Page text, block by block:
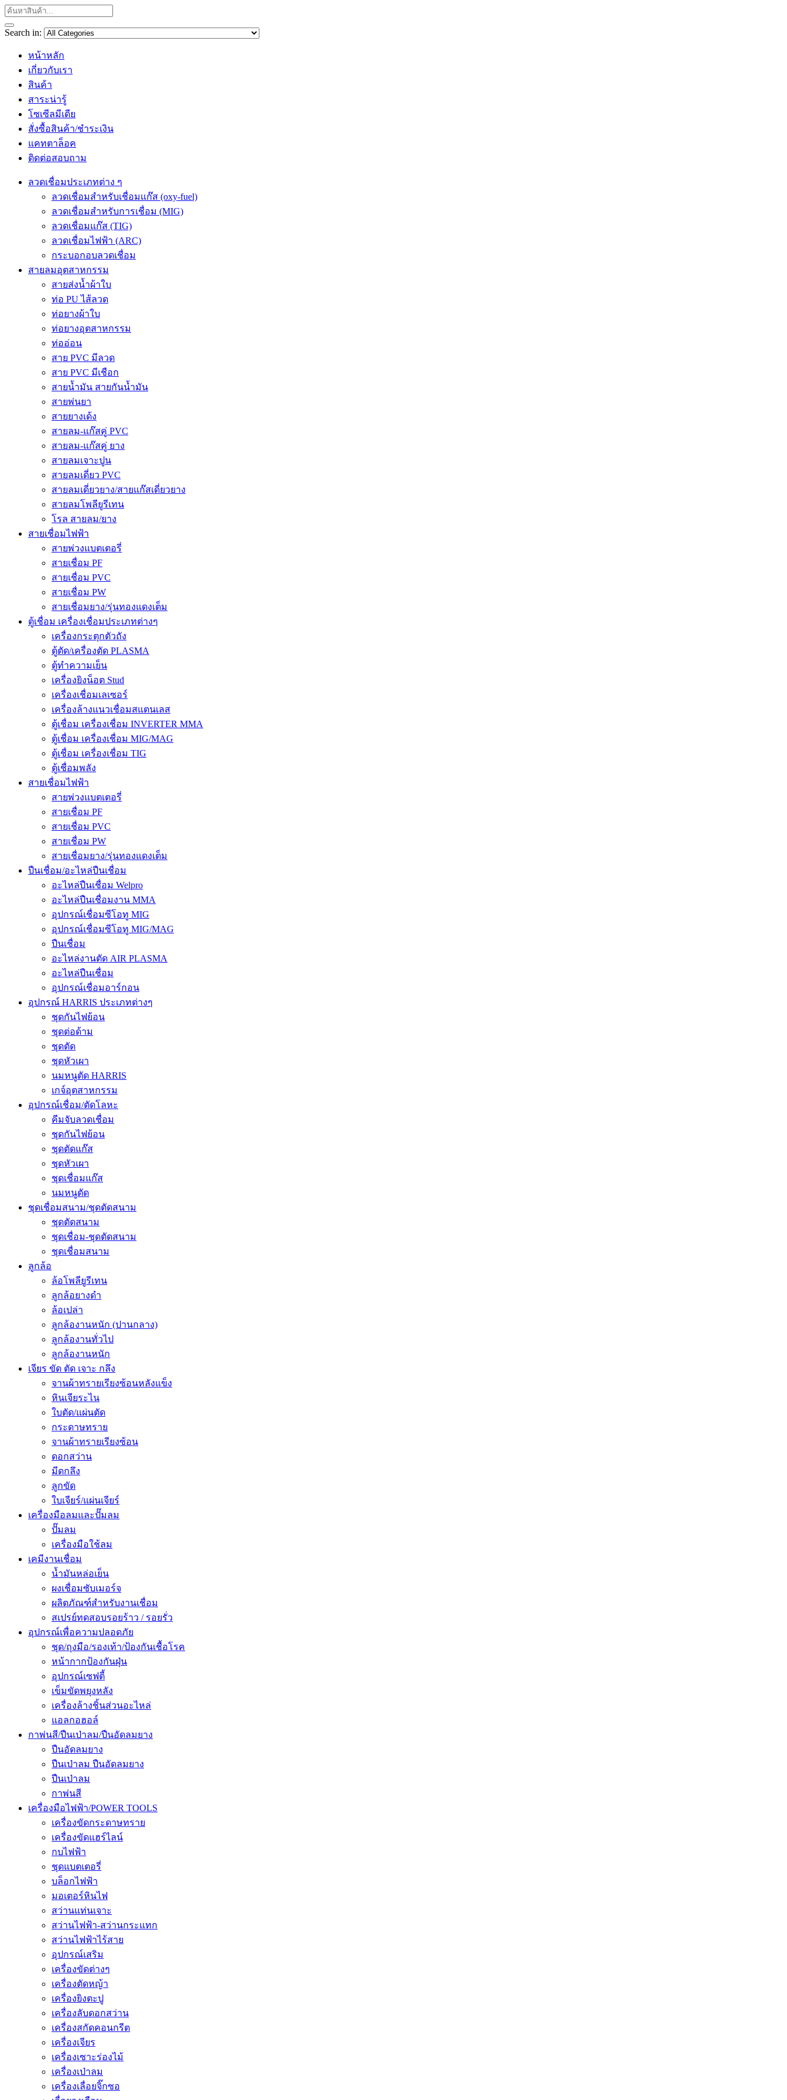
Search in:
หน้าหลัก
เกี่ยวกับเรา
สินค้า
สาระน่ารู้
โซเซีลมีเดีย
สั่งซื้อสินค้า/ชำระเงิน
แคทตาล็อค
ติดต่อสอบถาม
ลวดเชื่อมประเภทต่าง ๆ
ลวดเชื่อมสำหรับเชื่อมแก๊ส (oxy-fuel)
ลวดเชื่อมสำหรับการเชื่อม (MIG)
ลวดเชื่อมแก๊ส (TIG)
ลวดเชื่อมไฟฟ้า (ARC)
กระบอกอบลวดเชื่อม
สายลมอุตสาหกรรม
สายส่งน้ำผ้าใบ
ท่อ PU ไส้ลวด
ท่อยางผ้าใบ
ท่อยางอุตสาหกรรม
ท่ออ่อน
สาย PVC มีลวด
สาย PVC มีเชือก
สายน้ำมัน สายกันน้ำมัน
สายพ่นยา
สายยางเด้ง
สายลม-แก๊สคู่ PVC
สายลม-แก๊สคู่ ยาง
สายลมเจาะปูน
สายลมเดี่ยว PVC
สายลมเดี่ยวยาง/สายแก๊สเดี่ยวยาง
สายลมโพลียูรีเทน
โรล สายลม/ยาง
สายเชื่อมไฟฟ้า
สายพ่วงแบตเตอรี่
สายเชื่อม PF
สายเชื่อม PVC
สายเชื่อม PW
สายเชื่อมยาง/รุ่นทองแดงเต็ม
ตู้เชื่อม เครื่องเชื่อมประเภทต่างๆ
เครื่องกระตุกตัวถัง
ตู้ตัด/เครื่องตัด PLASMA
ตู้ทำความเย็น
เครื่องยิงน็อต Stud
เครื่องเชื่อมเลเซอร์
เครื่องล้างแนวเชื่อมสแตนเลส
ตู้เชื่อม เครื่องเชื่อม INVERTER MMA
ตู้เชื่อม เครื่องเชื่อม MIG/MAG
ตู้เชื่อม เครื่องเชื่อม TIG
ตู้เชื่อมพลัง
สายเชื่อมไฟฟ้า
สายพ่วงแบตเตอรี่
สายเชื่อม PF
สายเชื่อม PVC
สายเชื่อม PW
สายเชื่อมยาง/รุ่นทองแดงเต็ม
ปืนเชื่อม/อะไหล่ปืนเชื่อม
อะไหล่ปืนเชื่อม Welpro
อะไหล่ปืนเชื่อมงาน MMA
อุปกรณ์เชื่อมซีโอทู MIG
อุปกรณ์เชื่อมซีโอทู MIG/MAG
ปืนเชื่อม
อะไหล่งานตัด AIR PLASMA
อะไหล่ปืนเชื่อม
อุปกรณ์เชื่อมอาร์กอน
อุปกรณ์ HARRIS ประเภทต่างๆ
ชุดกันไฟย้อน
ชุดต่อด้าม
ชุดตัด
ชุดหัวเผา
นมหนูตัด HARRIS
เกจ์อุตสาหกรรม
อุปกรณ์เชื่อม/ตัดโลหะ
คีมจับลวดเชื่อม
ชุดกันไฟย้อน
ชุดตัดแก๊ส
ชุดหัวเผา
ชุดเชื่อมแก๊ส
นมหนูตัด
ชุดเชื่อมสนาม/ชุดตัดสนาม
ชุดตัดสนาม
ชุดเชื่อม-ชุดตัดสนาม
ชุดเชื่อมสนาม
ลูกล้อ
ล้อโพลียูรีเทน
ลูกล้อยางดำ
ล้อเปล่า
ลูกล้องานหนัก (ปานกลาง)
ลูกล้องานทั่วไป
ลูกล้องานหนัก
เจียร ขัด ตัด เจาะ กลึง
จานผ้าทรายเรียงซ้อนหลังแข็ง
หินเจียระไน
ใบตัด/แผ่นตัด
กระดาษทราย
จานผ้าทรายเรียงซ้อน
ดอกสว่าน
มีดกลึง
ลูกขัด
ใบเจียร์/แผ่นเจียร์
เครื่องมือลมและปั๊มลม
ปั๊มลม
เครื่องมือใช้ลม
เคมีงานเชื่อม
น้ำมันหล่อเย็น
ผงเชื่อมซับเมอร์จ
ผลิตภัณฑ์สำหรับงานเชื่อม
สเปรย์ทดสอบรอยร้าว / รอยรั่ว
อุปกรณ์เพื่อความปลอดภัย
ชุด/ถุงมือ/รองเท้า/ป้องกันเชื้อโรค
หน้ากากป้องกันฝุ่น
อุปกรณ์เซฟตี้
เข็มขัดพยุงหลัง
เครื่องล้างชิ้นส่วนอะไหล่
แอลกอฮอล์
กาพ่นสี/ปืนเป่าลม/ปืนอัดลมยาง
ปืนอัดลมยาง
ปืนเป่าลม ปืนอัดลมยาง
ปืนเป่าลม
กาพ่นสี
เครื่องมือไฟฟ้า/POWER TOOLS
เครื่องขัดกระดาษทราย
เครื่องขัดแฮร์ไลน์
กบไฟฟ้า
ชุดแบตเตอรี่
บล็อกไฟฟ้า
มอเตอร์หินไฟ
สว่านแท่นเจาะ
สว่านไฟฟ้า-สว่านกระแทก
สว่านไฟฟ้าไร้สาย
อุปกรณ์เสริม
เครื่องขัดต่างๆ
เครื่องตัดหญ้า
เครื่องยิงตะปู
เครื่องลับดอกสว่าน
เครื่องสกัดคอนกรีต
เครื่องเจียร
เครื่องเซาะร่องไม้
เครื่องเป่าลม
เครื่องเลื่อยจิ๊กซอ